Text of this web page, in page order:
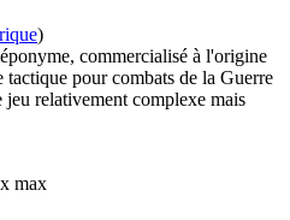
)
commercialisé à l'origine
pour combats de la Guerre
jeu relativement complexe mais
max